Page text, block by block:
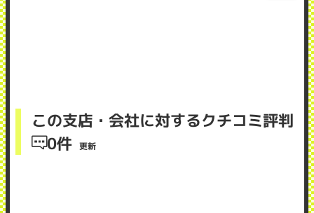
この支店・会社に対するクチコミ評判
0件 更新